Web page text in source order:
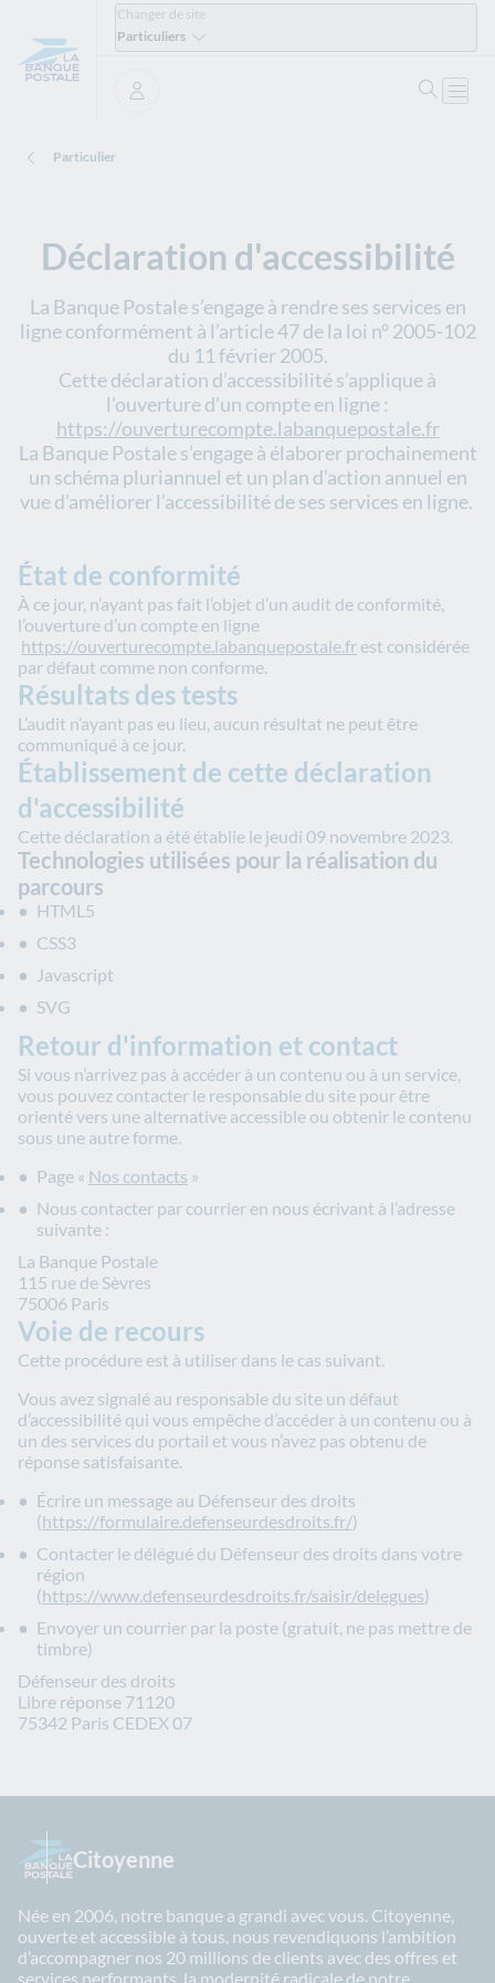
Changer de site
Particuliers
Se connecter
Particulier
Déclaration d'accessibilité
La Banque Postale s’engage à rendre ses services en
ligne conformément à l’article 47 de la loi n° 2005-102
du 11 février 2005.
Cette déclaration d’accessibilité s’applique à
l’ouverture d’un compte en ligne :
https://ouverturecompte.labanquepostale.fr
La Banque Postale s’engage à élaborer prochainement
un schéma pluriannuel et un plan d’action annuel en
vue d’améliorer l’accessibilité de ses services en ligne.
État de conformité
À ce jour, n’ayant pas fait l’objet d’un audit de conformité,
l’ouverture d’un compte en ligne
https://ouverturecompte.labanquepostale.fr est considérée
par défaut comme non conforme.
Résultats des tests
L’audit n’ayant pas eu lieu, aucun résultat ne peut être
communiqué à ce jour.
Établissement de cette déclaration
d'accessibilité
Cette déclaration a été établie le jeudi 09 novembre 2023.
Technologies utilisées pour la réalisation du
parcours
HTML5
CSS3
Javascript
SVG
Retour d'information et contact
Si vous n’arrivez pas à accéder à un contenu ou à un service,
vous pouvez contacter le responsable du site pour être
orienté vers une alternative accessible ou obtenir le contenu
sous une autre forme.
Page « Nos contacts »
Nous contacter par courrier en nous écrivant à l’adresse
suivante :
La Banque Postale
115 rue de Sèvres
75006 Paris
Voie de recours
Cette procédure est à utiliser dans le cas suivant.
Vous avez signalé au responsable du site un défaut
d’accessibilité qui vous empêche d’accéder à un contenu ou à
un des services du portail et vous n’avez pas obtenu de
réponse satisfaisante.
Écrire un message au Défenseur des droits
(https://formulaire.defenseurdesdroits.fr/)
Contacter le délégué du Défenseur des droits dans votre
région
(https://www.defenseurdesdroits.fr/saisir/delegues)
Envoyer un courrier par la poste (gratuit, ne pas mettre de
timbre)
Défenseur des droits
Libre réponse 71120
75342 Paris CEDEX 07
Citoyenne
Née en 2006, notre banque a grandi avec vous. Citoyenne,
ouverte et accessible à tous, nous revendiquons l’ambition
d’accompagner nos 20 millions de clients avec des offres et
services performants, la modernité radicale de notre